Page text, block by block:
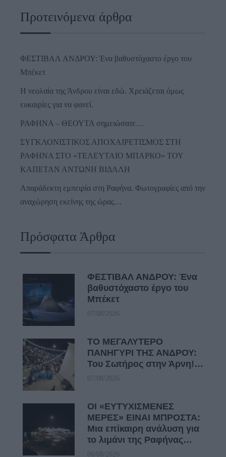
Προτεινόμενα άρθρα
ΦΕΣΤΙΒΑΛ ΑΝΔΡΟΥ: Ένα βαθυστόχαστο έργο του
Μπέκετ
Η νεολαία της Άνδρου είναι εδώ. Χρειάζεται όμως
ευκαιρίες για να φανεί.
ΡΑΦΗΝΑ – ΘΕΟΥΤΑ σημειώσατε…
ΣΥΓΚΛΟΝΙΣΤΙΚΟΣ ΑΠΟΧΑΙΡΕΤΙΣΜΟΣ ΣΤΗ
ΡΑΦΗΝΑ ΣΤΟ «ΤΕΛΕΥΤΑΙΟ ΜΠΑΡΚΟ» ΤΟΥ
ΚΑΠΕΤΑΝ ΑΝΤΩΝΗ ΒΙΔΑΛΗ
Απαράδεκτη εμπειρία στη Ραφήνα. Φωτογραφίες από την
αναχώρηση εκείνης της ώρας…
Πρόσφατα Άρθρα
ΦΕΣΤΙΒΑΛ ΑΝΔΡΟΥ: Ένα
βαθυστόχαστο έργο του
Μπέκετ
07/08/2026
ΤΟ ΜΕΓΑΛΥΤΕΡΟ
ΠΑΝΗΓΥΡΙ ΤΗΣ ΑΝΔΡΟΥ:
Του Σωτήρος στην Άρνη!…
07/08/2026
ΟΙ «ΕΥΤΥΧΙΣΜΕΝΕΣ
ΜΕΡΕΣ» ΕΙΝΑΙ ΜΠΡΟΣΤΑ:
Μια επίκαιρη ανάλυση για
το λιμάνι της Ραφήνας…
06/08/2026